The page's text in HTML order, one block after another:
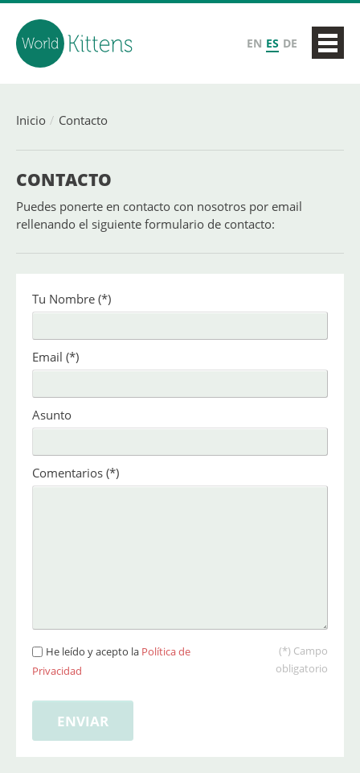
EN ES DE
Inicio Contacto
CONTACTO
Puedes ponerte en contacto con nosotros por email
rellenando el siguiente formulario de contacto:
Tu Nombre (*)
Email (*)
Asunto
Comentarios (*)
He leído y acepto la Política de
Privacidad
(*) Campo
obligatorio